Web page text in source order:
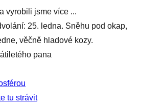
vyrobili jsme více ...
25. ledna. Sněhu pod okap,
věčně hladové kozy.
pana
tu strávit